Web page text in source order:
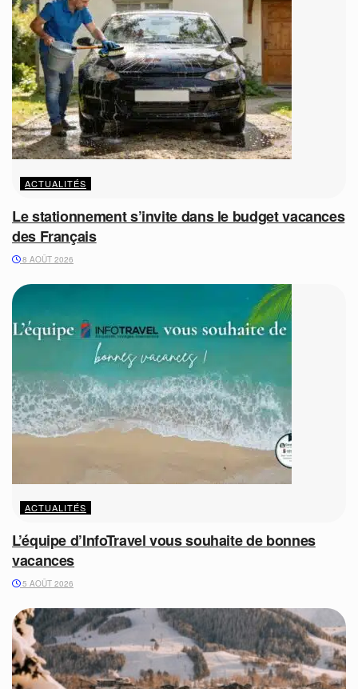
ACTUALITÉS
Le stationnement s’invite dans le budget vacances
des Français
8 AOÛT 2026
ACTUALITÉS
L’équipe d’InfoTravel vous souhaite de bonnes
vacances
5 AOÛT 2026